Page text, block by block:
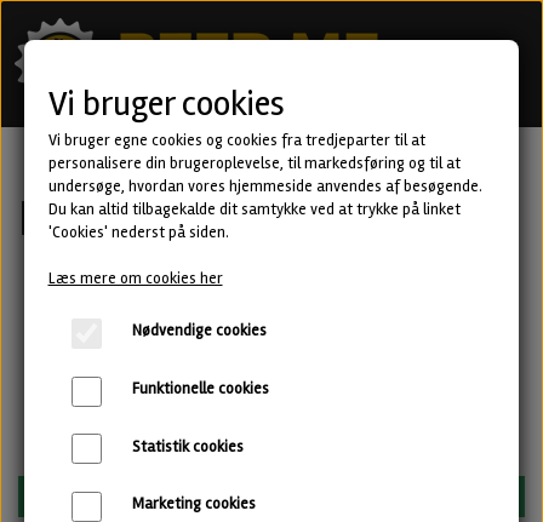
Kunde login
Forbliv logget ind
Vi bruger cookies
Vi bruger egne cookies og cookies fra tredjeparter til at
personalisere din brugeroplevelse, til markedsføring og til at
undersøge, hvordan vores hjemmeside anvendes af besøgende.
Du kan altid tilbagekalde dit samtykke ved at trykke på linket
'Cookies' nederst på siden.
Læs mere om cookies her
Nødvendige cookies
Funktionelle cookies
Statistik cookies
Marketing cookies